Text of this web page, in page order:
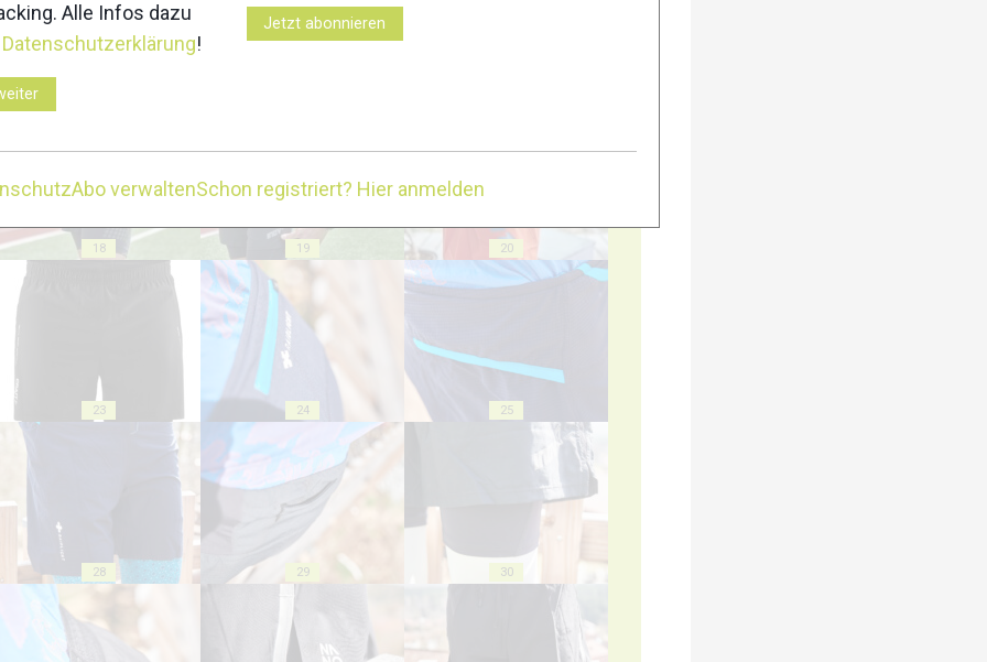
18 19 20
23 24 25
28 29 30
Alle Infos dazu
Datenschutzerklärung!
Jetzt abonnieren
Abo verwaltenSchon registriert? Hier anmelden